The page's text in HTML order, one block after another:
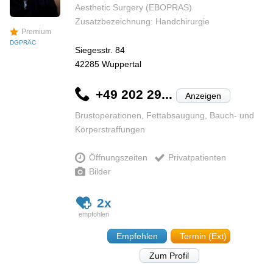
Premium
DGPRÄC
Aesthetic Surgery (EBOPRAS)
Zusatzbezeichnung: Handchirurgie
Siegesstr. 84
42285 Wuppertal
+49 202 29... Anzeigen
Brustoperationen, Fettabsaugung, Bauch- und
Körperstraffungen
Öffnungszeiten
Privatpatienten
Bilder
2x
Empfehlen
Termin (Ext)
Zum Profil